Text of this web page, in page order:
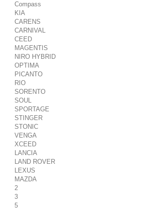
Compass
KIA
CARENS
CARNIVAL
CEED
MAGENTIS
NIRO HYBRID
OPTIMA
PICANTO
RIO
SORENTO
SOUL
SPORTAGE
STINGER
STONIC
VENGA
XCEED
LANCIA
LAND ROVER
LEXUS
MAZDA
2
3
5